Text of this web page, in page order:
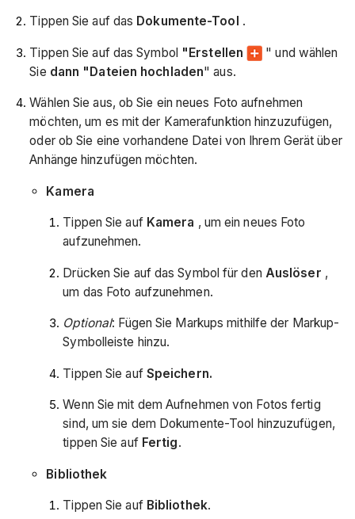
Tippen Sie auf das Dokumente-Tool .
Tippen Sie auf das Symbol "Erstellen
" und wählen
Sie dann "Dateien hochladen" aus.
Wählen Sie aus, ob Sie ein neues Foto aufnehmen
möchten, um es mit der Kamerafunktion hinzuzufügen,
oder ob Sie eine vorhandene Datei von Ihrem Gerät über
Anhänge hinzufügen möchten.
Kamera
Tippen Sie auf Kamera , um ein neues Foto
aufzunehmen.
Drücken Sie auf das Symbol für den Auslöser ,
um das Foto aufzunehmen.
Optional: Fügen Sie Markups mithilfe der Markup-
Symbolleiste hinzu.
Tippen Sie auf Speichern.
Wenn Sie mit dem Aufnehmen von Fotos fertig
sind, um sie dem Dokumente-Tool hinzuzufügen,
tippen Sie auf Fertig.
Bibliothek
Tippen Sie auf Bibliothek.